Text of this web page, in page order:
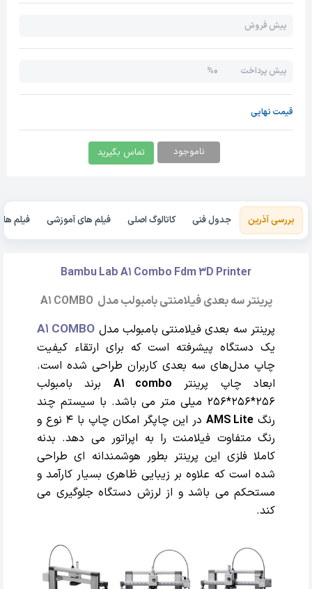
پیش فروش
پیش پرداخت 0%
قیمت نهایی
ناموجود تماس بگیرید
بررسی آذرین جدول فنی کاتالوگ اصلی فیلم های آموزشی فیلم
Bambu Lab A1 Combo Fdm 3D Printer
پرینتر سه بعدی فیلامنتی بامبولب مدل A1 COMBO
پرینتر سه بعدی فیلامنتی بامبولب مدل A1 COMBO
یک دستگاه پیشرفته است که برای ارتقاء کیفیت
چاپ مدل‌های سه بعدی کاربران طراحی شده است.
ابعاد چاپ پرینتر A1 combo برند بامبولب
256*256*256 میلی متر
می باشد. با سیستم چند
رنگ AMS Lite
در این چاپگر امکان چاپ با 4 نوع و
رنگ متفاوت فیلامنت را به اپراتور می دهد. بدنه
کاملا فلزی این پرینتر بطور هوشمندانه ای طراحی
شده است که علاوه بر زیبایی ظاهری بسیار کارآمد و
مستحکم می باشد و از لرزش دستگاه جلوگیری می
کند.